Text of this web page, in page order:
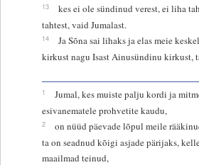
13
kes ei ole sündinud verest, ei liha
tahtest, vaid Jumalast.
14
Ja Sõna sai lihaks ja elas meie
kirkust nagu Isast Ainusündinu kirkust,
1
Jumal, kes muiste palju kordi ja
esivanematele prohvetite kaudu,
2
on nüüd päevade lõpul meile
ta on seadnud kõigi asjade pärijaks,
maailmad teinud,